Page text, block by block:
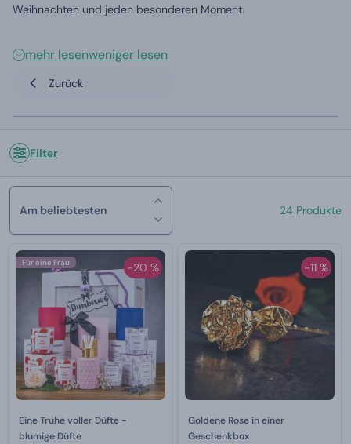
Weihnachten und jeden besonderen Moment.
mehr lesenweniger lesen
Zurück
Filter
Am beliebtesten 24 Produkte
-20 %
Für eine Frau
Eine Truhe voller Düfte -
blumige Düfte
-11 %
Goldene Rose in einer
Geschenkbox